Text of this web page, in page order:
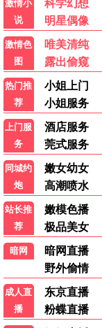
雷霆救援
动作 / 犯罪